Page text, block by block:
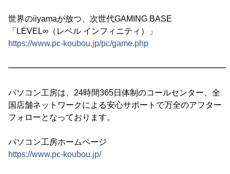
世界のiiyamaが放つ、次世代GAMING BASE
「LEVEL∞（レベル インフィニティ）」
https://www.pc-koubou.jp/pc/game.php
パソコン工房は、24時間365日体制のコールセンター、全
国店舗ネットワークによる安心サポートで万全のアフター
フォローとなっております。
パソコン工房ホームページ
https://www.pc-koubou.jp/